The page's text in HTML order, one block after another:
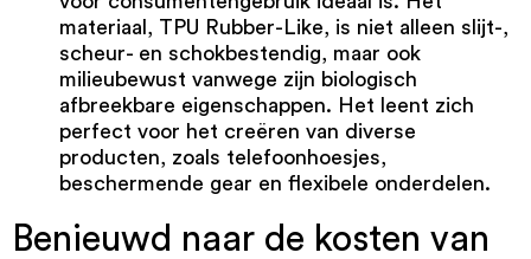
materiaal, TPU Rubber-Like, is niet alleen slijt-,
scheur- en schokbestendig, maar ook
milieubewust vanwege zijn biologisch
afbreekbare eigenschappen. Het leent zich
perfect voor het creëren van diverse
producten, zoals telefoonhoesjes,
beschermende gear en flexibele onderdelen.
Benieuwd naar de kosten van